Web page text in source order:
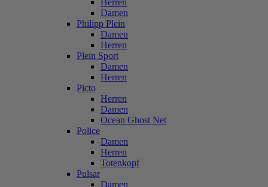
Herren
Damen
Philipp Plein
Damen
Herren
Plein Sport
Damen
Herren
Picto
Herren
Damen
Ocean Ghost Net
Police
Damen
Herren
Totenkopf
Pulsar
Damen